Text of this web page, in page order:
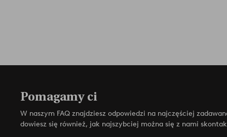
Pomagamy ci
W naszym FAQ znajdziesz odpowiedzi na najczęściej
dowiesz się również, jak najszybciej można się z nami